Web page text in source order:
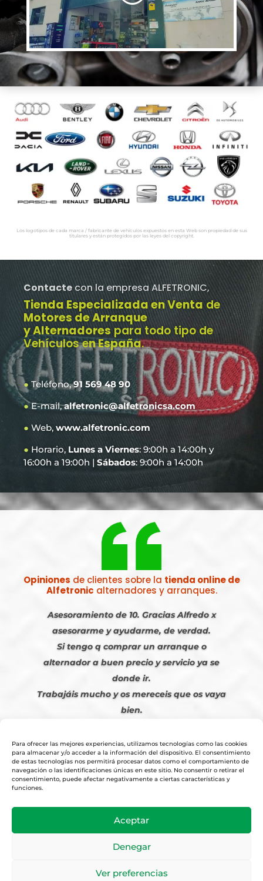
Para ofrecer las mejores experiencias, utilizamos tecnologías como las cookies
para almacenar y/o acceder a la información del dispositivo. El consentimiento
de estas tecnologías nos permitirá procesar datos como el comportamiento de
navegación o las identificaciones únicas en este sitio. No consentir o retirar el
consentimiento, puede afectar negativamente a ciertas características y
funciones.
Aceptar
Denegar
Ver preferencias
Los logotipos de cada marca / fabricante de vehículos expuestos en esta Web son propiedad de sus
titulares y están protegidos por las leyes del copyright.
Contacte con la empresa ALFETRONIC,
Tienda Especializada en Venta de
Motores de Arranque
y Alternadores para todo tipo de
Vehículos en España.
●Teléfono,91 569 48 90
●E-mail,alfetronic@alfetronicsa.com
● Web, www.alfetronic.com
● Horario, Lunes a Viernes: 9:00h a 14:00h y
16:00h a 19:00h | Sábados: 9:00h a 14:00h
Opiniones de clientes sobre la tienda online de
Alfetronic alternadores y arranques.
Asesoramiento de 10. Gracias Alfredo x
asesorarme y ayudarme, de verdad.
Si tengo q comprar un arranque o
alternador a buen precio y servicio ya se
donde ir.
Trabajáis mucho y os mereceis que os vaya
bien.
Condiciones Venta Online
Diseño y Posicionamiento Web,Agencia web-espana.es